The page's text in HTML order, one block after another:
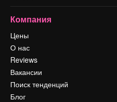
Компания
Цены
О нас
Reviews
Вакансии
Поиск тенденций
Блог